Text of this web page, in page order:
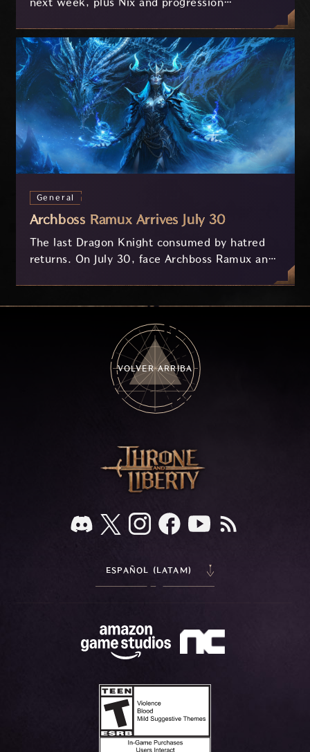
on your feedback.
General
Archboss Ramux Arrives July 30
The last Dragon Knight consumed by hatred
returns. On July 30, face Archboss Ramux and
key combat mechanics, the Ballista, and the
new Archboss equipment that awaits.
VOLVER ARRIBA
ESPAÑOL (LATAM)